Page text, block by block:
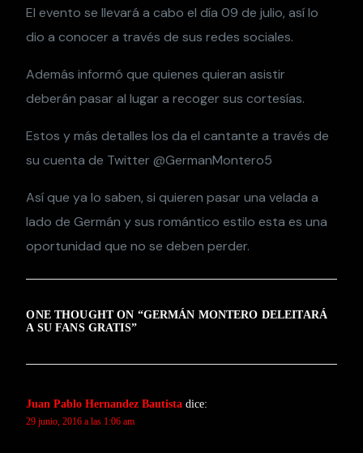
El evento se llevará a cabo el día 09 de julio, así lo
dio a conocer a través de sus redes sociales.
Además informó que quienes quieran asistir
deberán pasar al lugar a recoger sus cortesías.
Estos y más detalles los da el cantante a través de
su cuenta de Twitter @GermanMontero5
Así que ya lo saben, si quieren pasar una velada a
lado de Germán y sus romántico estilo esta es una
oportunidad que no se deben perder.
ONE THOUGHT ON “GERMÁN MONTERO DELEITARÁ
A SU FANS GRATIS”
Juan Pablo Hernandez Bautista dice:
29 junio, 2016 a las 1:06 am